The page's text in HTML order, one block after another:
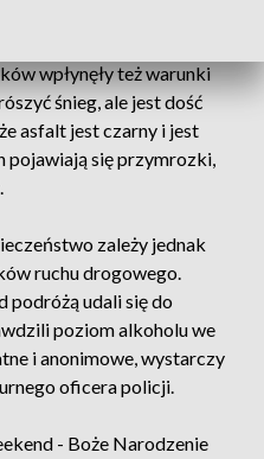
wpłynęły też warunki
śnieg, ale jest dość
asfalt jest czarny i jest
pojawiają się przymrozki,
zależy jednak
ruchu drogowego.
podróżą udali się do
poziom alkoholu we
i anonimowe, wystarczy
oficera policji.
- Boże Narodzenie